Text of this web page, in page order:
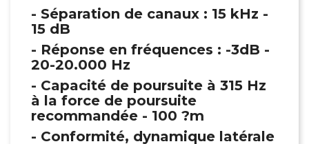
- Séparation de canaux : 15 kHz -
15 dB
- Réponse en fréquences : -3dB -
20-20.000 Hz
- Capacité de poursuite à 315 Hz
à la force de poursuite
recommandée - 100 ?m
- Conformité, dynamique latérale